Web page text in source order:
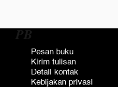
𝑷𝑩
Pesan buku
Kirim tulisan
Detail kontak
Kebijakan privasi